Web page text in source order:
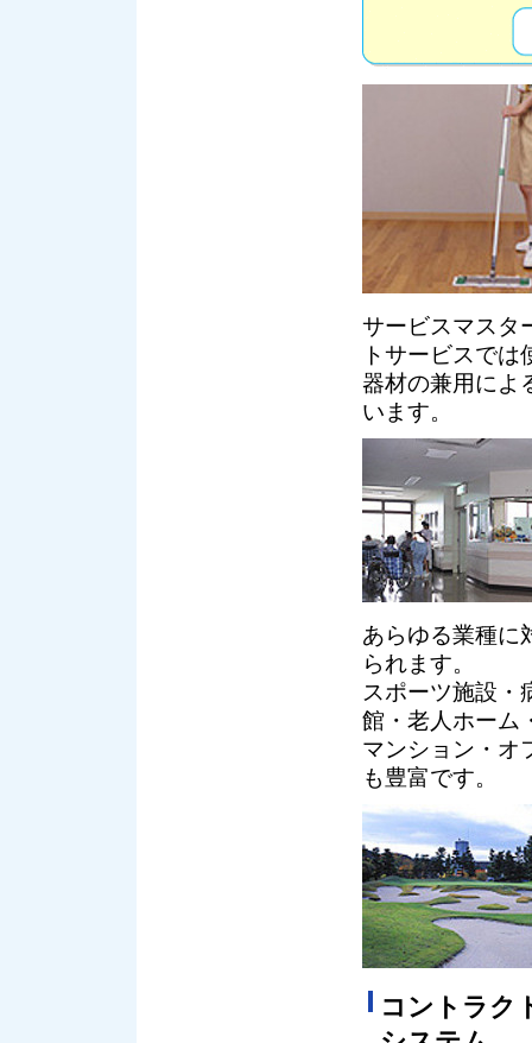
サービスマスタ
トサービスで
器材の兼用によ
います。
あらゆる業種に
られます。
スポーツ施設・
館・老人ホーム
マンション・オ
も豊富です。
コントラク